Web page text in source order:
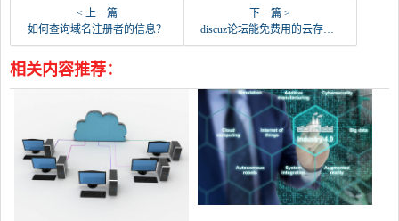
< 上一篇
如何查询域名注册者的信息？
下一篇 >
discuz论坛能免费用的云存储？
相关内容推荐：